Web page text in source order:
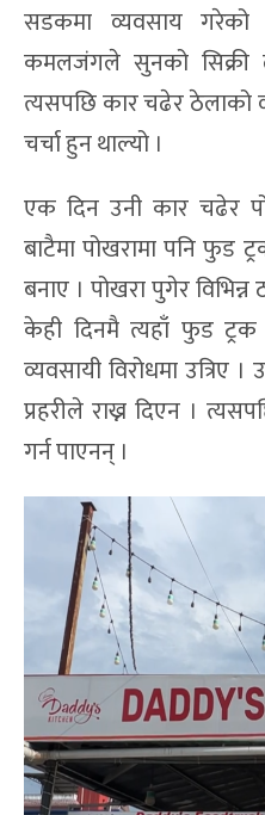
सडकमा व्यवसाय
कमलजंगले सुनको सिक्री
त्यसपछि कार चढेर ठेलाको
चर्चा हुन थाल्यो ।
एक दिन उनी कार चढेर
बाटैमा पोखरामा पनि फुड
बनाए । पोखरा पुगेर विभिन्न
केही दिनमै त्यहाँ फुड ट्रक
व्यवसायी विरोधमा उत्रिए
प्रहरीले राख्न दिएन ।
गर्न पाएनन् ।